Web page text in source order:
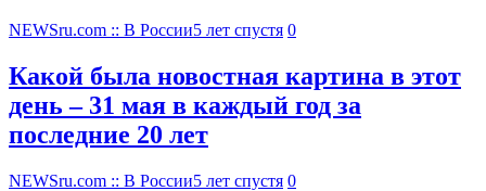
NEWSru.com :: В России5 лет спустя 0
Какой была новостная картина в этот
день – 31 мая в каждый год за
последние 20 лет
NEWSru.com :: В России5 лет спустя 0